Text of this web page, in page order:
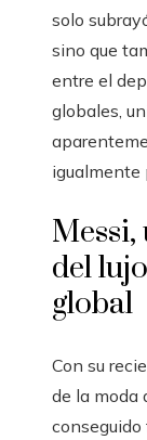
solo
sino que
entre el
globales,
igualmente
del
global
Con su
de la moda